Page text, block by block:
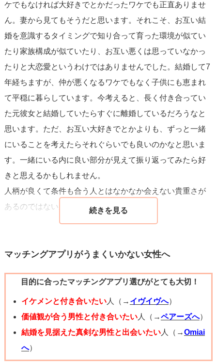
化が現れるような気がします（あくまでも私の場合ですの
で参考程度に…）
一緒に出掛けたり過ごしたりするのが楽しく、苦痛とかで
はないのならもう少し交際を続けてみて、質問者様自身の
お気持ちと向き合ってみるといいかもしれませんね＾＾
ケでもなければ大好きでとかだったワケでも正直ありませ
ん。妻から見てもそうだと思います。それこそ、お互い結
婚を意識するタイミングで知り合って育った環境が似てい
たり家族構成が似ていたり、お互い悪くは思っていなかっ
たりと大恋愛というわけではありませんでした。結婚して7
年経ちますが、仲が悪くなるワケでもなく子供にも恵まれ
て平穏に暮らしています。今考えると、長く付き合ってい
た元彼女と結婚していたらすぐに離婚しているだろうなと
思います。ただ、お互い大好きでとかよりも、ずっと一緒
にいることを考えたらそれぐらいでも良いのかなと思いま
す。一緒にいる内に良い部分が見えて振り返ってみたら好
きと思えるかもしれません。
人柄が良くて条件も合う人とはなかなか会えない貴重さが
あるのではないかと思います。
マッチングアプリがうまくいかない女性へ
目的に合ったマッチングアプリ選びがとても大切！
イケメンと付き合いたい人（→ イヴイヴへ）
価値観が合う男性と付き合いたい人（→ペアーズへ）
結婚を見据えた真剣な男性と出会いたい人（→Omiai
へ）